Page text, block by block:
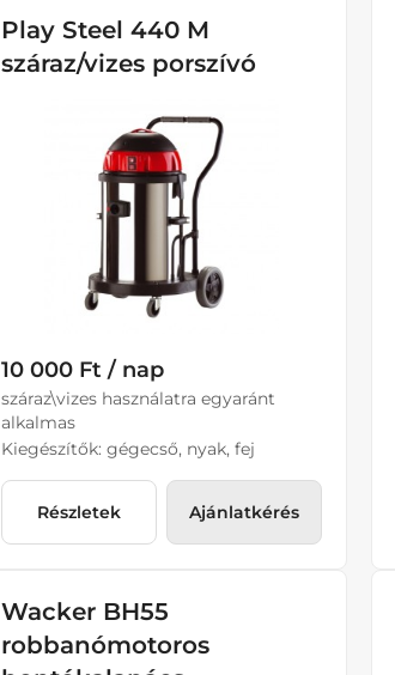
Play Steel 440 M
száraz/vizes porszívó
10 000 Ft / nap
száraz\vizes használatra egyaránt
alkalmas
Kiegészítők: gégecső, nyak, fej
Részletek Ajánlatkérés
Wacker BH55
robbanómotoros